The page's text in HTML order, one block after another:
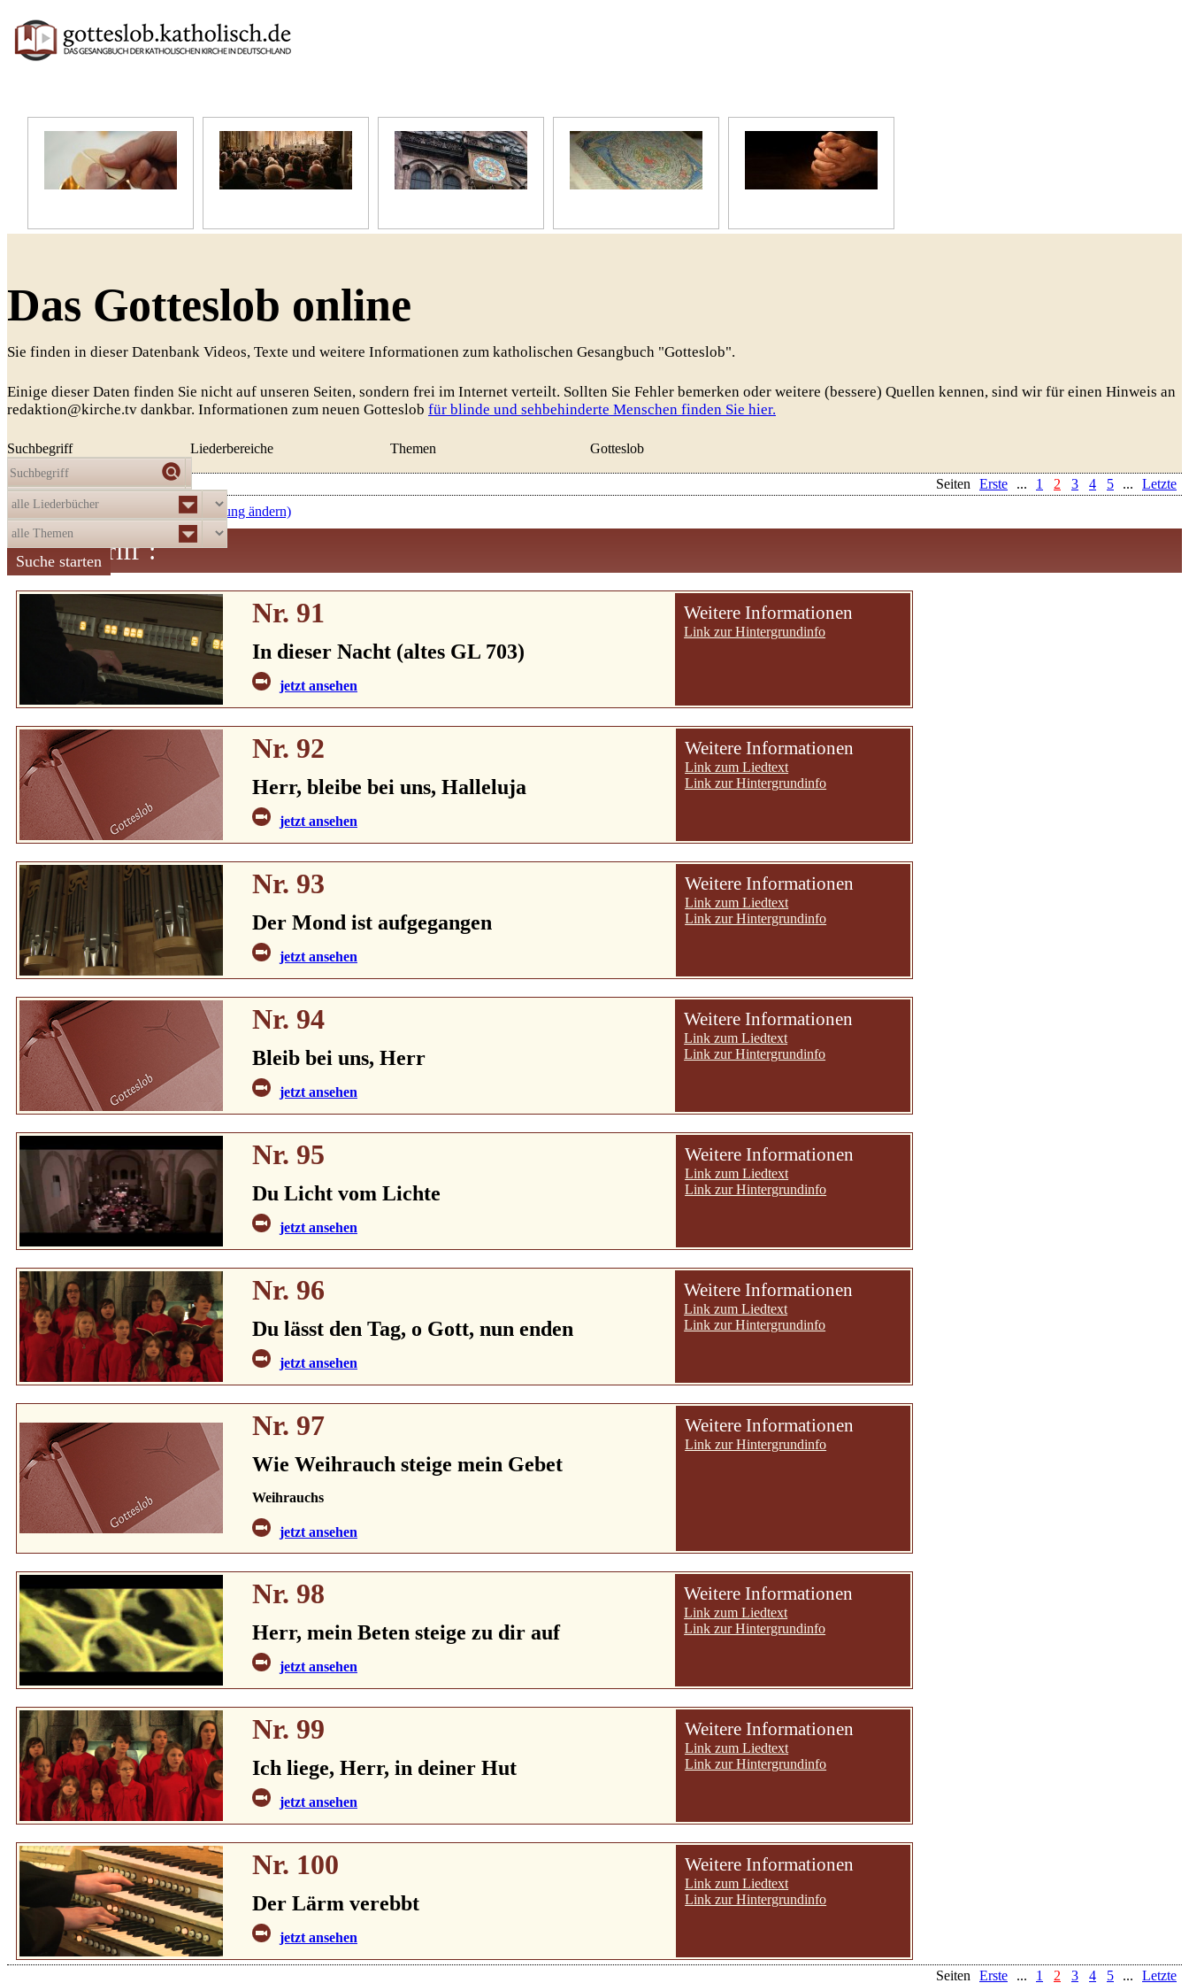
Das Gotteslob online
Sie finden in dieser Datenbank Videos, Texte und weitere Informationen zum katholischen Gesangbuch "Gotteslob".
Einige dieser Daten finden Sie nicht auf unseren Seiten, sondern frei im Internet verteilt. Sollten Sie Fehler bemerken oder weitere (bessere) Quellen kennen, sind wir für einen Hinweis an
redaktion@kirche.tv dankbar. Informationen zum neuen Gotteslob für blinde und sehbehinderte Menschen finden Sie hier.
Suchbegriff Liederbereiche Themen Gotteslob
Die Auswahlergab521Treffer: Seiten Erste ... 1 2 3 4 5 ...
Letzte
aufsteigend nach Nummer (Sortierung ändern)
Suchbegriff :
Nr. 91
In dieser Nacht (altes GL 703)
jetzt ansehen
Weitere Informationen
Link zur Hintergrundinfo
Nr. 92
Herr, bleibe bei uns, Halleluja
jetzt ansehen
Weitere Informationen
Link zum Liedtext
Link zur Hintergrundinfo
Nr. 93
Der Mond ist aufgegangen
jetzt ansehen
Weitere Informationen
Link zum Liedtext
Link zur Hintergrundinfo
Nr. 94
Bleib bei uns, Herr
jetzt ansehen
Weitere Informationen
Link zum Liedtext
Link zur Hintergrundinfo
Nr. 95
Du Licht vom Lichte
jetzt ansehen
Weitere Informationen
Link zum Liedtext
Link zur Hintergrundinfo
Nr. 96
Du lässt den Tag, o Gott, nun enden
jetzt ansehen
Weitere Informationen
Link zum Liedtext
Link zur Hintergrundinfo
Nr. 97
Wie Weihrauch steige mein Gebet
Weihrauchs
jetzt ansehen
Weitere Informationen
Link zur Hintergrundinfo
Nr. 98
Herr, mein Beten steige zu dir auf
jetzt ansehen
Weitere Informationen
Link zum Liedtext
Link zur Hintergrundinfo
Nr. 99
Ich liege, Herr, in deiner Hut
jetzt ansehen
Weitere Informationen
Link zum Liedtext
Link zur Hintergrundinfo
Nr. 100
Der Lärm verebbt
jetzt ansehen
Weitere Informationen
Link zum Liedtext
Link zur Hintergrundinfo
Seiten Erste ... 1 2 3 4 5 ... Letzte